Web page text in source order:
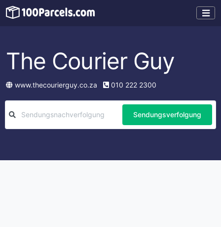
The Courier Guy
www.thecourierguy.co.za 010 222 2300
Sendungsverfolgung